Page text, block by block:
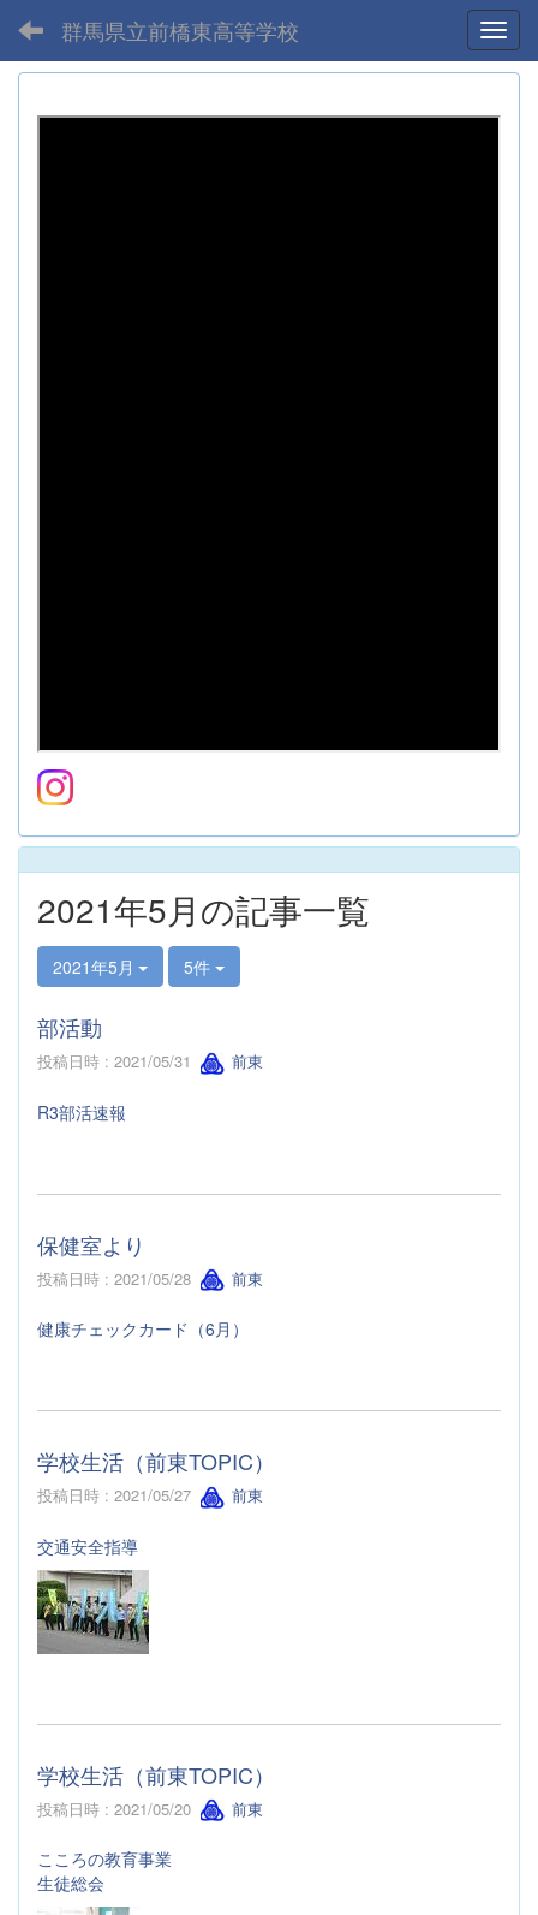
群馬県立前橋東高等学校
2021年5月の記事一覧
2021年5月 5件
部活動
投稿日時 : 2021/05/31 前東
R3部活速報
保健室より
投稿日時 : 2021/05/28 前東
健康チェックカード（6月）
学校生活（前東TOPIC）
投稿日時 : 2021/05/27 前東
交通安全指導
学校生活（前東TOPIC）
投稿日時 : 2021/05/20 前東
こころの教育事業
生徒総会